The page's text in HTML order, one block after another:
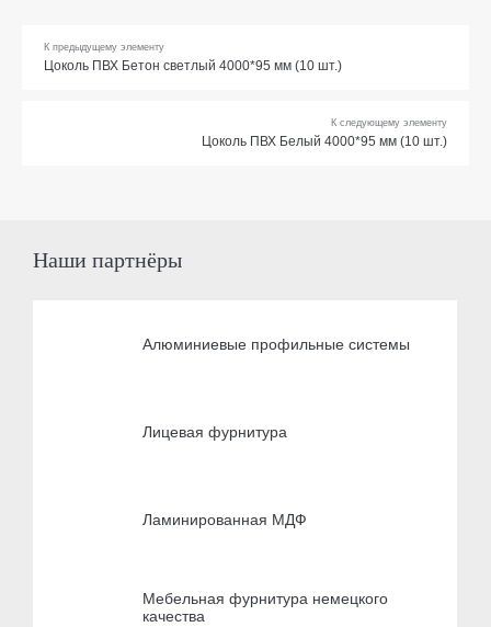
К предыдущему элементу
Цоколь ПВХ Бетон светлый 4000*95 мм (10 шт.)
К следующему элементу
Цоколь ПВХ Белый 4000*95 мм (10 шт.)
Наши партнёры
Алюминиевые профильные системы
Лицевая фурнитура
Ламинированная МДФ
Мебельная фурнитура немецкого
качества